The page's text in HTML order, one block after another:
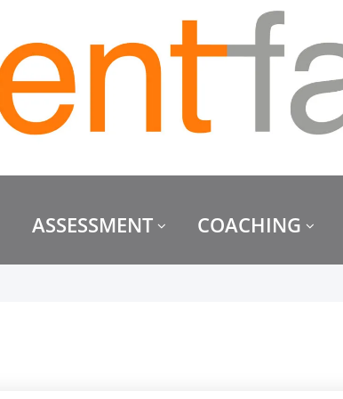
ASSESSMENT COACHING